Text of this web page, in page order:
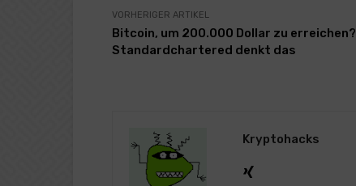
VORHERIGER ARTIKEL
Bitcoin, um 200.000 Dollar zu erreichen?
Standardchartered denkt das
Kryptohacks